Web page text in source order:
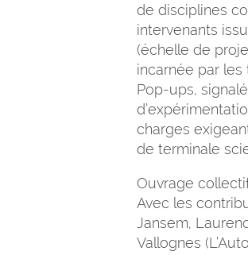
de disciplines
intervenants
(échelle de
incarnée par les
Pop-ups,
charges
de terminale
Ouvrage
Avec les
Jansem,
Vallognes